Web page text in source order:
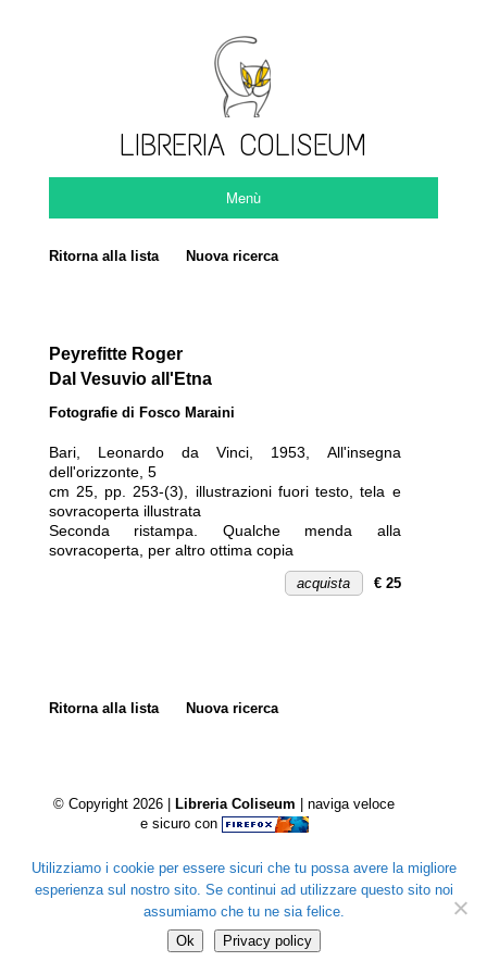
LIBRERIA COLISEUM
Menù
Ritorna alla lista Nuova ricerca
Peyrefitte Roger
Dal Vesuvio all'Etna
Fotografie di Fosco Maraini
Bari, Leonardo da Vinci 1953
All'insegna
dell'orizzonte, 5
cm 25, pp. 253-(3), illustrazioni fuori testo, tela e
sovracoperta illustrata
Seconda ristampa. Qualche menda alla
sovracoperta, per altro ottima copia
€ 25
acquista
Ritorna alla lista Nuova ricerca
© Copyright 2026 | Libreria Coliseum | naviga veloce
e sicuro con
Utilizziamo i cookie per essere sicuri che tu possa avere la migliore
esperienza sul nostro sito. Se continui ad utilizzare questo sito noi
assumiamo che tu ne sia felice.
Ok
Privacy policy